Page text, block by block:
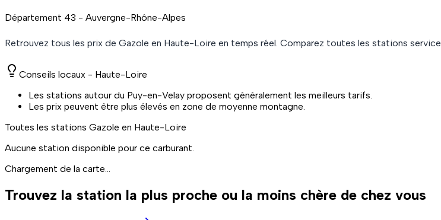
Département 43 - Auvergne-Rhône-Alpes
Retrouvez tous les prix de Gazole en Haute-Loire en temps réel. Comparez toutes les stations
Conseils locaux - Haute-Loire
Les stations autour du Puy-en-Velay proposent généralement les meilleurs tarifs.
Les prix peuvent être plus élevés en zone de moyenne montagne.
Toutes les stations Gazole en Haute-Loire
Aucune station disponible pour ce carburant.
Chargement de la carte...
Trouvez la station la plus proche ou la moins chère de chez vous